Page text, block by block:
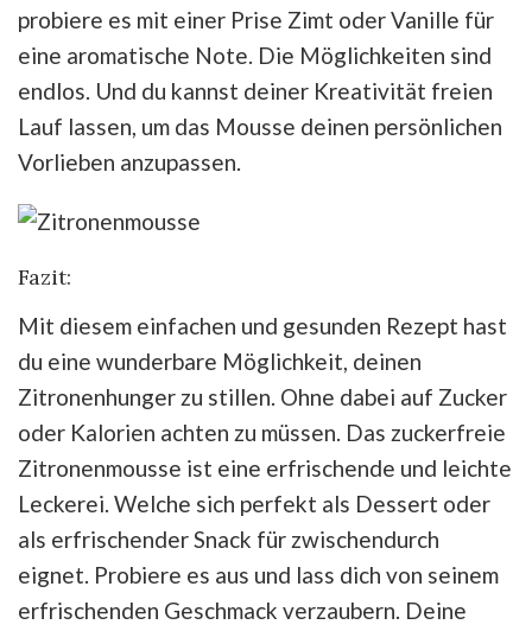
probiere es mit einer Prise Zimt oder Vanille für
eine aromatische Note. Die Möglichkeiten sind
endlos. Und du kannst deiner Kreativität freien
Lauf lassen, um das Mousse deinen persönlichen
Vorlieben anzupassen.
Fazit:
Mit diesem einfachen und gesunden Rezept hast
du eine wunderbare Möglichkeit, deinen
Zitronenhunger zu stillen. Ohne dabei auf Zucker
oder Kalorien achten zu müssen. Das zuckerfreie
Zitronenmousse ist eine erfrischende und leichte
Leckerei. Welche sich perfekt als Dessert oder
als erfrischender Snack für zwischendurch
eignet. Probiere es aus und lass dich von seinem
erfrischenden Geschmack verzaubern. Deine